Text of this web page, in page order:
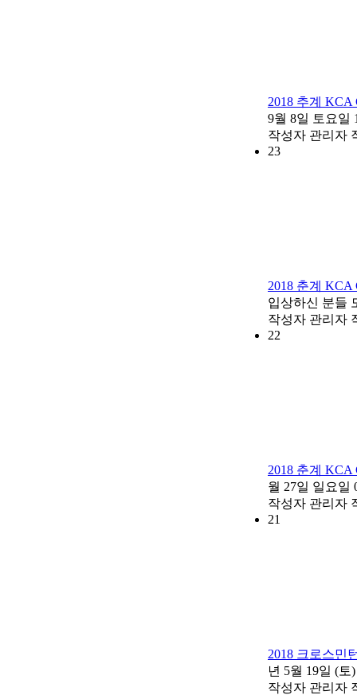
2018 추계
9월 8일 토요일
작성자 관리자
23
2018 춘계
입상하신 분들
작성자 관리자
22
2018 춘계
월 27일 일요일
작성자 관리자
21
2018 크로스민
년 5월 19일 (토
작성자 관리자